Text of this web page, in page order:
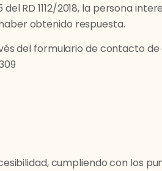
RD 1112/2018, la persona
obtenido respuesta.
del formulario de contacto
cumpliendo con los